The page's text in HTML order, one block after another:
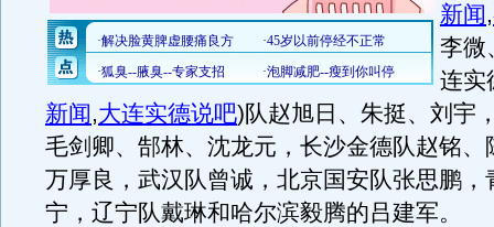
新闻,
李微
连实
新闻,大连实德说吧)队赵旭日、朱挺、刘宇
毛剑卿、郜林、沈龙元，长沙金德队赵铭、
万厚良，武汉队曾诚，北京国安队张思鹏，
宁，辽宁队戴琳和哈尔滨毅腾的吕建军。